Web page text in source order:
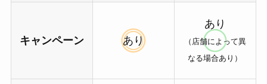
キャンペーン あり
あり
（店舗によって異
なる場合あり）